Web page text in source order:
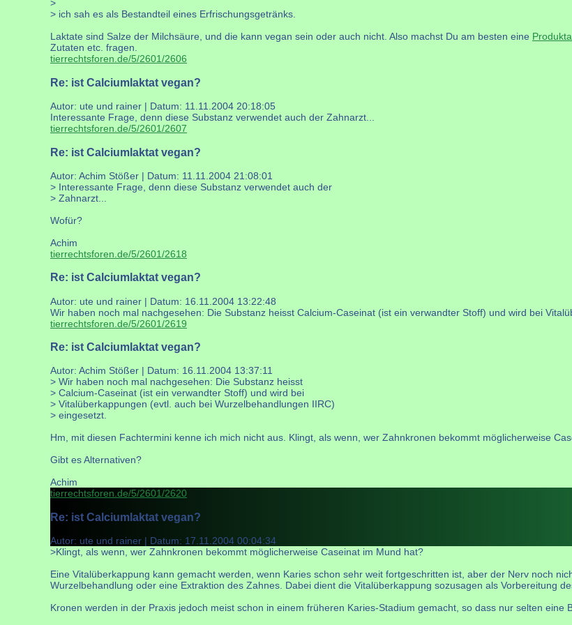
>
> ich sah es als Bestandteil eines Erfrischungsgetränks.
Laktate sind Salze der Milchsäure, und die kann vegan sein oder auch nicht. Also machst Du am besten eine
Zutaten etc. fragen.
tierrechtsforen.de/5/2601/2606
Re: ist Calciumlaktat vegan?
Autor: ute und rainer | Datum: 11.11.2004 20:18:05
Interessante Frage, denn diese Substanz verwendet auch der Zahnarzt...
tierrechtsforen.de/5/2601/2607
Re: ist Calciumlaktat vegan?
Autor: Achim Stößer | Datum: 11.11.2004 21:08:01
> Interessante Frage, denn diese Substanz verwendet auch der
> Zahnarzt...
Wofür?
Achim
tierrechtsforen.de/5/2601/2618
Re: ist Calciumlaktat vegan?
Autor: ute und rainer | Datum: 16.11.2004 13:22:48
Wir haben noch mal nachgesehen: Die Substanz heisst Calcium-Caseinat (ist ein verwandter Stoff) und wird bei
tierrechtsforen.de/5/2601/2619
Re: ist Calciumlaktat vegan?
Autor: Achim Stößer | Datum: 16.11.2004 13:37:11
> Wir haben noch mal nachgesehen: Die Substanz heisst
> Calcium-Caseinat (ist ein verwandter Stoff) und wird bei
> Vitalüberkappungen (evtl. auch bei Wurzelbehandlungen IIRC)
> eingesetzt.
Hm, mit diesen Fachtermini kenne ich mich nicht aus. Klingt, als wenn, wer Zahnkronen bekommt möglicherweise
Gibt es Alternativen?
Achim
tierrechtsforen.de/5/2601/2620
Re: ist Calciumlaktat vegan?
Autor: ute und rainer | Datum: 17.11.2004 00:04:34
>Klingt, als wenn, wer Zahnkronen bekommt möglicherweise Caseinat im Mund hat?
Eine Vitalüberkappung kann gemacht werden, wenn Karies schon sehr weit fortgeschritten ist, aber der Nerv noch
Wurzelbehandlung oder eine Extraktion des Zahnes. Dabei dient die Vitalüberkappung sozusagen als Vorbereitung
Kronen werden in der Praxis jedoch meist schon in einem früheren Karies-Stadium gemacht, so dass nur selten eine